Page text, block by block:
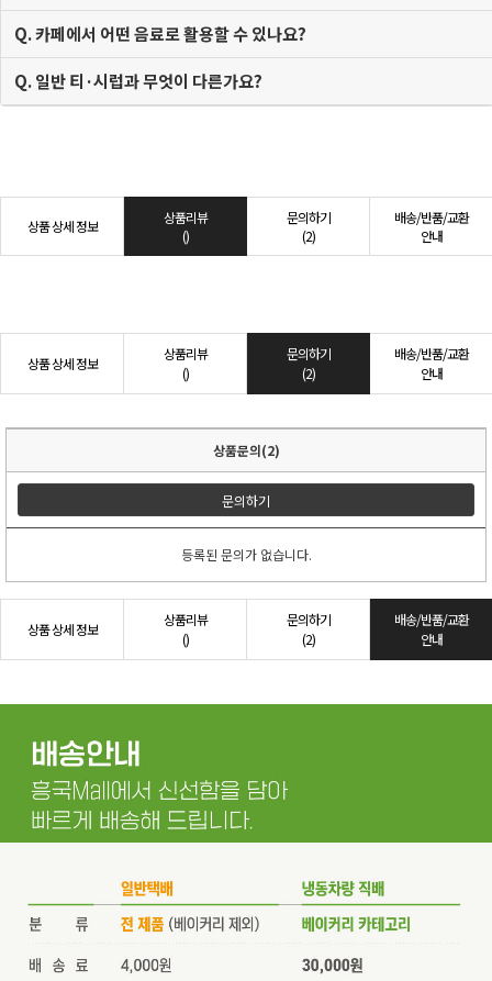
Q. 카페에서 어떤 음료로 활용할 수 있나요?
Q. 일반 티·시럽과 무엇이 다른가요?
상품 상세 정보
상품리뷰
()
문의하기
(2)
배송/반품/교환
안내
상품 상세 정보
상품리뷰
()
문의하기
(2)
배송/반품/교환
안내
상품문의(2)
문의하기
등록된 문의가 없습니다.
상품 상세 정보
상품리뷰
()
문의하기
(2)
배송/반품/교환
안내